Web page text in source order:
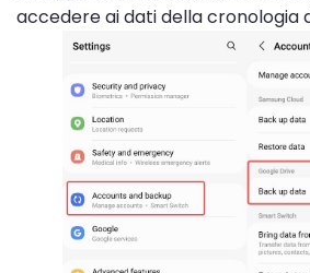
accedere ai dati della cronologia